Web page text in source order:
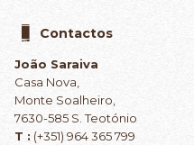
Contactos
João Saraiva
Casa Nova,
Monte Soalheiro,
7630-585 S. Teotónio
T : (+351) 964 365 799